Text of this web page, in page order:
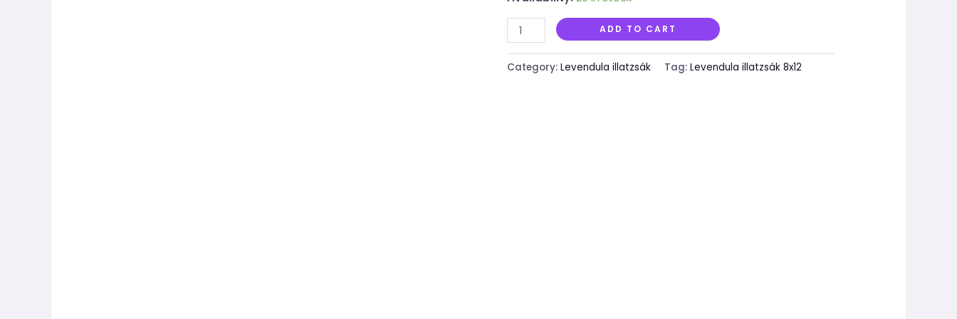
ADD TO CART
Category: Levendula illatzsák Tag: Levendula illatzsák 8x12